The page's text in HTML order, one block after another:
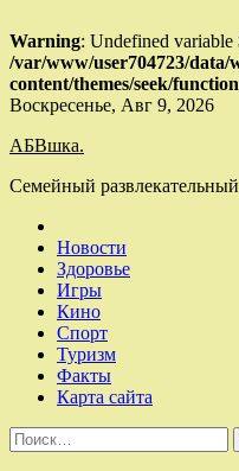
Warning: Undefined variable
/var/www/user704723/
content/themes/seek/
Skip
content
Воскресенье, Авг 9, 2026
АБВшка.
Семейный
Новости
Здоровье
Игры
Кино
Спорт
Туризм
Факты
Карта сайта
Найти: